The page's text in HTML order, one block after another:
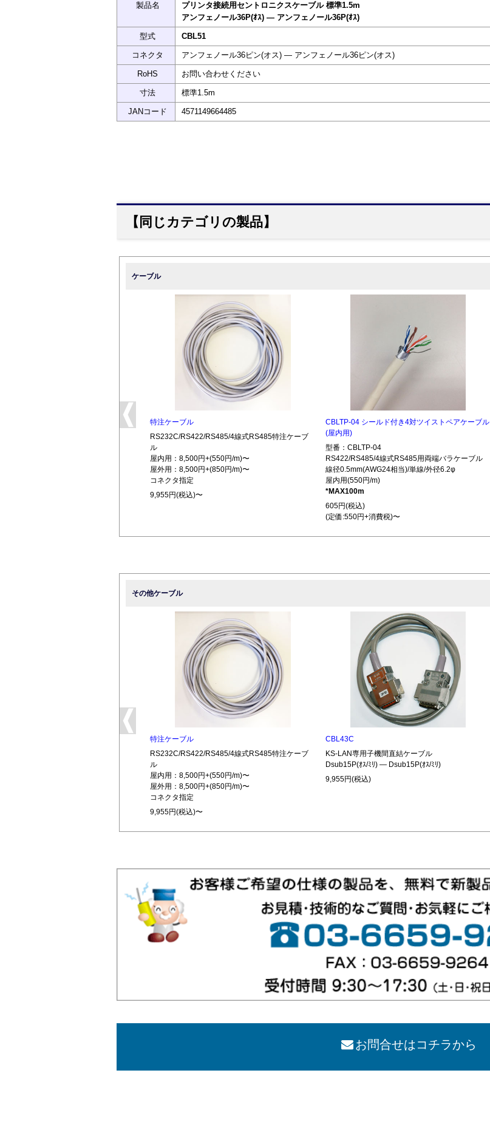
製品名
プリンタ接続用セントロニクスケーブル 標準1.5m
アンフェノール36P(ｵｽ) ― アンフェノール36P(ｵｽ)
型式 CBL51
コネクタ アンフェノール36ピン(オス) ― アンフェノール36ピン(オス)
RoHS お問い合わせください
寸法 標準1.5m
JANコード 4571149664485
【同じカテゴリの製品】
ケーブル
特注ケーブル
RS232C/RS422/RS485/4線式RS485特注ケーブ
ル
屋内用：8,500円+(550円/m)〜
屋外用：8,500円+(850円/m)〜
コネクタ指定
9,955円(税込)〜
CBLTP-04 シールド付き4対ツイストペアケーブル
(屋内用)
型番：CBLTP-04
RS422/RS485/4線式RS485用両端バラケーブル
線径0.5mm(AWG24相当)/単線/外径6.2φ
屋内用(550円/m)
*MAX100m
605円(税込)
(定価:550円+消費税)〜
その他ケーブル
特注ケーブル
RS232C/RS422/RS485/4線式RS485特注ケーブ
ル
屋内用：8,500円+(550円/m)〜
屋外用：8,500円+(850円/m)〜
コネクタ指定
9,955円(税込)〜
CBL43C
KS-LAN専用子機間直結ケーブル
Dsub15P(ｵｽ/ﾐﾘ) ― Dsub15P(ｵｽ/ﾐﾘ)
9,955円(税込)
お問合せはコチラから